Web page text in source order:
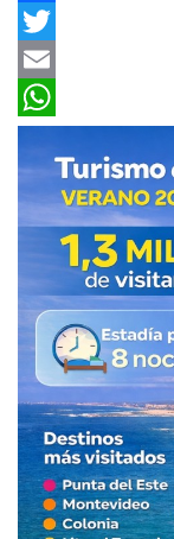
Facebook
Twitter
Email
WhatsApp